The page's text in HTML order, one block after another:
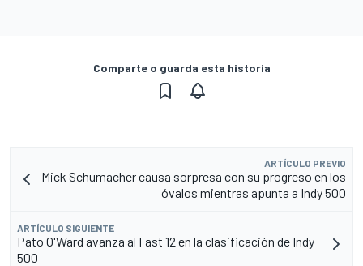
Comparte o guarda esta historia
ARTÍCULO PREVIO
Mick Schumacher causa sorpresa con su progreso en los
óvalos mientras apunta a Indy 500
ARTÍCULO SIGUIENTE
Pato O'Ward avanza al Fast 12 en la clasificación de Indy
500